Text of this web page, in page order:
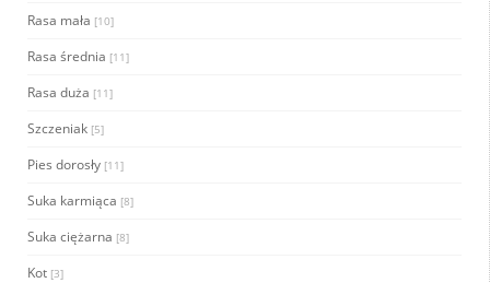
Rasa mała [10]
Rasa średnia [11]
Rasa duża [11]
Szczeniak [5]
Pies dorosły [11]
Suka karmiąca [8]
Suka ciężarna [8]
Kot [3]